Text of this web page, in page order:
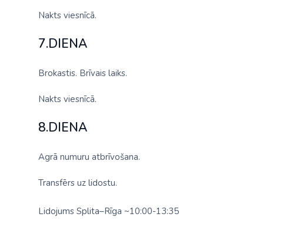
Nakts viesnīcā.
7.DIENA
Brokastis. Brīvais laiks.
Nakts viesnīcā.
8.DIENA
Agrā numuru atbrīvošana.
Transfērs uz lidostu.
Lidojums Splita–Rīga ~10:00-13:35